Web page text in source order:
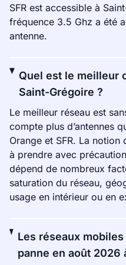
SFR est accessible à
fréquence 3.5 Ghz a été
antenne.
Quel est le meilleur
Saint-Grégoire ?
Le meilleur réseau est
compte plus d’antennes
Orange et SFR. La notion
à prendre avec
dépend de nombreux
saturation du réseau,
usage en intérieur ou en
Les réseaux
panne en août 2026